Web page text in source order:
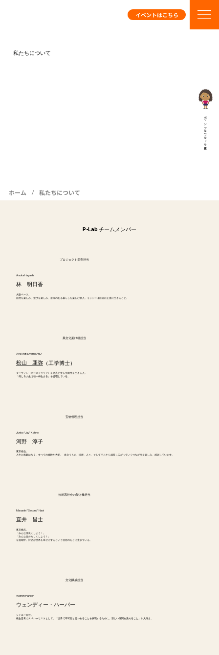
イベントはこちら
私たちについて
ホーム / 私たちについて
P-Lab チームメンバー
プロジェクト探究担当
Asuka Hayashi
林 明日香
大阪ベース。
自然を楽しみ、遊びを楽しみ、余白のある暮らしを楽しむ旅人。モットーは自分に正直に生きること。
異文化架け橋担当
Aya Matsuyama,PhD
松山 亜弥（工学博士）
ダーウィン（オーストラリア）を拠点とする可能性を生きる人。
「何しろ人生は精一杯生きる」を提唱している。
宝物管理担当
Junko “Jay” Kohno
河野 淳子
東京在住。
人生に無駄はなく、すべての経験が大切。 出会うもの、場所、人々、そしてそこから成長し広がっていくつながりを楽しみ、感謝しています。
技術系社会の架け橋担当
Masashi "Second" Naoi
直井 昌士
東京拠点。
「みんな仲良くしよう！」
「みんな自分らしくしよう！」
を提唱中。対話が世界を幸せにするという信念のもとに生きている。
文化醸成担当
Wendy Harper
ウェンディー・ハーパー
シドニー在住。
統合思考のスペシャリストとして、「世界で不可能と思われることを実現するために、新しい仲間を集めること」が大好き。
ポッシブルワールドを体験